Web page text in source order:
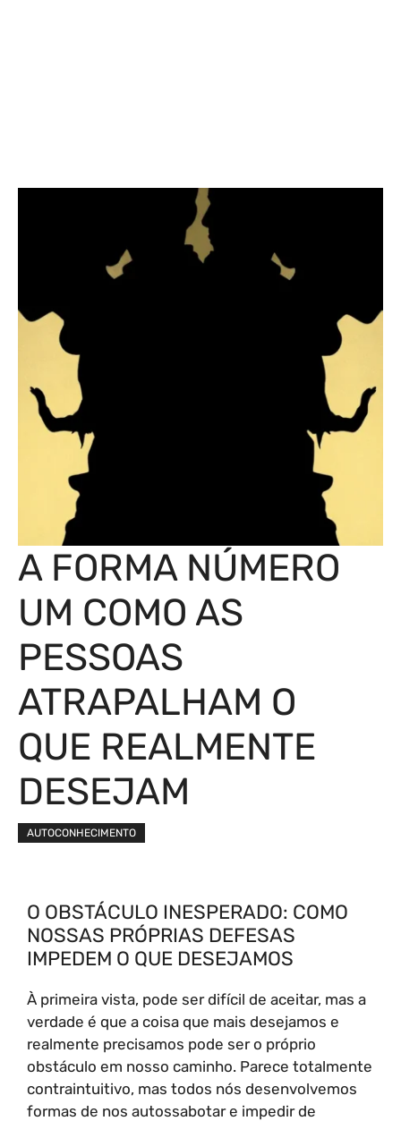
A FORMA NÚMERO
UM COMO AS
PESSOAS
ATRAPALHAM O
QUE REALMENTE
DESEJAM
AUTOCONHECIMENTO
O OBSTÁCULO INESPERADO: COMO
NOSSAS PRÓPRIAS DEFESAS
IMPEDEM O QUE DESEJAMOS
À primeira vista, pode ser difícil de aceitar, mas a
verdade é que a coisa que mais desejamos e
realmente precisamos pode ser o próprio
obstáculo em nosso caminho. Parece totalmente
contraintuitivo, mas todos nós desenvolvemos
formas de nos autossabotar e impedir de